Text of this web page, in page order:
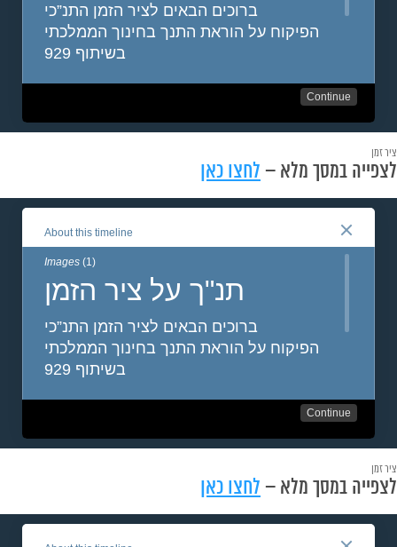
ציר זמן
לצפייה במסך מלא – לחצו כאן
ציר זמן
לצפייה במסך מלא – לחצו כאן